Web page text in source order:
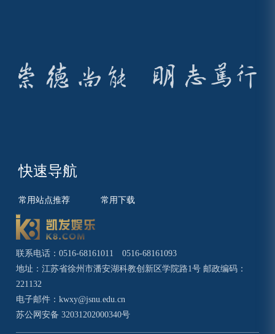
快速导航
常用站点推荐 常用下载
联系电话：0516-68161011 0516-68161093
地址：江苏省徐州市潘安湖科教创新区学院路1号 邮政编码：
221132
电子邮件：kwxy@jsnu.edu.cn
苏公网安备 32031202000340号